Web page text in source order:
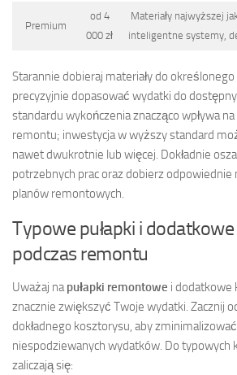
Premium
od 4
000 zł
Materiały najwyższej
inteligentne systemy,
Starannie dobieraj materiały do
precyzyjnie dopasować wydatki do
standardu wykończenia znacząco wpływa
remontu; inwestycja w wyższy standard
nawet dwukrotnie lub więcej. Dokładnie
potrzebnych prac oraz dobierz odpowiednie
planów remontowych.
Typowe pułapki i
podczas remontu
Uważaj napułapki remontowe i dodatkowe
znacznie zwiększyć Twoje wydatki. Zacznij
dokładnego kosztorysu, aby
niespodziewanych wydatków. Do typowych
zaliczają się: